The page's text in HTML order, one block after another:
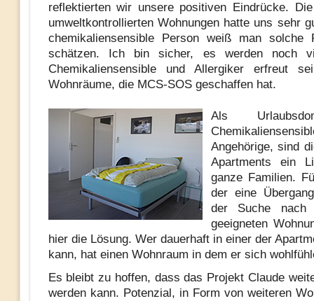
reflektierten wir unsere positiven Eindrücke.
umweltkontrollierten Wohnungen hatte uns sehr
chemikaliensensible Person weiß man solche
schätzen. Ich bin sicher, es werden noch
Chemikaliensensible und Allergiker erfreut
Wohnräume, die MCS-SOS geschaffen hat.
Als
Angehörige, sind
Apartments ein
ganze Familien.
der eine
der Suche nach
geeigneten
hier die Lösung. Wer dauerhaft in einer der
kann, hat einen Wohnraum in dem er sich
Es bleibt zu hoffen, dass das Projekt Claude
werden kann. Potenzial, in Form von weiteren